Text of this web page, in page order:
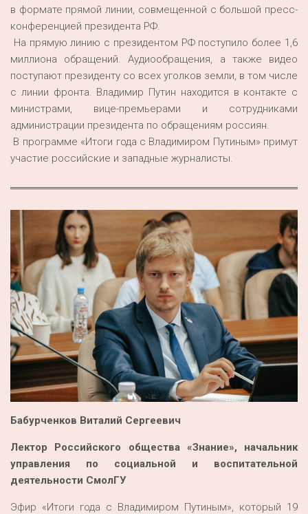
в формате прямой линии, совмещенной с большой пресс-
конференцией президента РФ.
На прямую линию с президентом РФ поступило более 1,6
миллиона обращений. Аудиообращения, а также видео
поступают президенту со всех уголков земли, в том числе
с линии фронта. Владимир Путин находится в контакте с
министрами, вице-премьерами и сотрудниками
администрации президента по обращениям россиян.
В программе «Итоги года с Владимиром Путиным» примут
участие российские и западные журналисты.
Бабурченков Виталий Сергеевич
Лектор Российского общества «Знание», начальник
управления по социальной и воспитательной
деятельности СмолГУ
Эфир «Итоги года с Владимиром Путиным», который 19